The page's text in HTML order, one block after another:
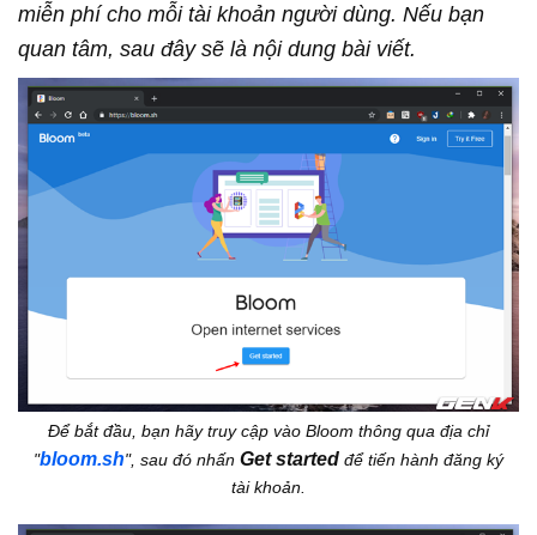
miễn phí cho mỗi tài khoản người dùng. Nếu bạn
quan tâm, sau đây sẽ là nội dung bài viết.
Để bắt đầu, bạn hãy truy cập vào Bloom thông qua địa chỉ
"bloom.sh", sau đó nhấn Get started để tiến hành đăng ký
tài khoản.